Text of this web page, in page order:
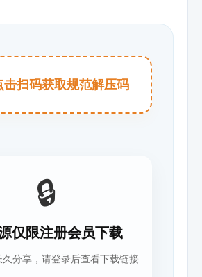
击扫码获取规范解压码
🔒
仅限注册会员下载
久分享，请登录后查看下载链接